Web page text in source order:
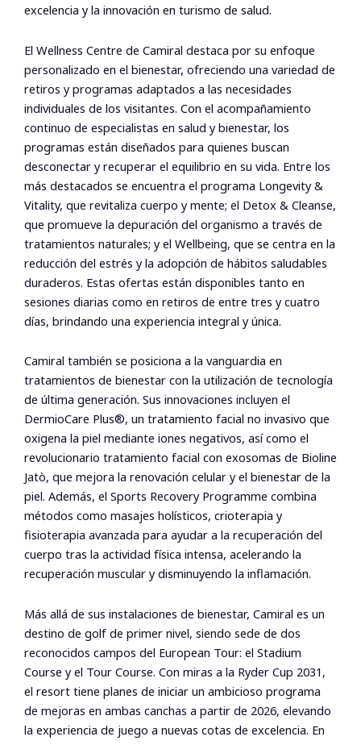
excelencia y la innovación en turismo de salud.
El Wellness Centre de Camiral destaca por su enfoque
personalizado en el bienestar, ofreciendo una variedad de
retiros y programas adaptados a las necesidades
individuales de los visitantes. Con el acompañamiento
continuo de especialistas en salud y bienestar, los
programas están diseñados para quienes buscan
desconectar y recuperar el equilibrio en su vida. Entre los
más destacados se encuentra el programa Longevity &
Vitality, que revitaliza cuerpo y mente; el Detox & Cleanse,
que promueve la depuración del organismo a través de
tratamientos naturales; y el Wellbeing, que se centra en la
reducción del estrés y la adopción de hábitos saludables
duraderos. Estas ofertas están disponibles tanto en
sesiones diarias como en retiros de entre tres y cuatro
días, brindando una experiencia integral y única.
Camiral también se posiciona a la vanguardia en
tratamientos de bienestar con la utilización de tecnología
de última generación. Sus innovaciones incluyen el
DermioCare Plus®, un tratamiento facial no invasivo que
oxigena la piel mediante iones negativos, así como el
revolucionario tratamiento facial con exosomas de Bioline
Jatò, que mejora la renovación celular y el bienestar de la
piel. Además, el Sports Recovery Programme combina
métodos como masajes holísticos, crioterapia y
fisioterapia avanzada para ayudar a la recuperación del
cuerpo tras la actividad física intensa, acelerando la
recuperación muscular y disminuyendo la inflamación.
Más allá de sus instalaciones de bienestar, Camiral es un
destino de golf de primer nivel, siendo sede de dos
reconocidos campos del European Tour: el Stadium
Course y el Tour Course. Con miras a la Ryder Cup 2031,
el resort tiene planes de iniciar un ambicioso programa
de mejoras en ambas canchas a partir de 2026, elevando
la experiencia de juego a nuevas cotas de excelencia. En